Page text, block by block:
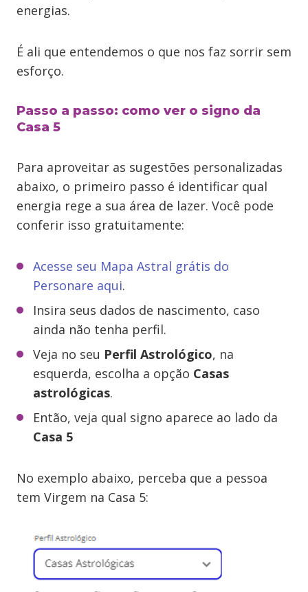
energias.
É ali que entendemos o que nos faz sorrir sem
esforço.
Passo a passo: como ver o signo da
Casa 5
Para aproveitar as sugestões personalizadas
abaixo, o primeiro passo é identificar qual
energia rege a sua área de lazer. Você pode
conferir isso gratuitamente:
Acesse seu Mapa Astral grátis do
Personare aqui.
Insira seus dados de nascimento, caso
ainda não tenha perfil.
Veja no seu Perfil Astrológico, na
esquerda, escolha a opção Casas
astrológicas.
Então, veja qual signo aparece ao lado da
Casa 5
No exemplo abaixo, perceba que a pessoa
tem Virgem na Casa 5: